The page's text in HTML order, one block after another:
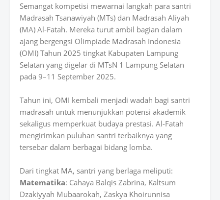
Semangat kompetisi mewarnai langkah para santri
Madrasah Tsanawiyah (MTs) dan Madrasah Aliyah
(MA) Al-Fatah. Mereka turut ambil bagian dalam
ajang bergengsi Olimpiade Madrasah Indonesia
(OMI) Tahun 2025 tingkat Kabupaten Lampung
Selatan yang digelar di MTsN 1 Lampung Selatan
pada 9–11 September 2025.
Tahun ini, OMI kembali menjadi wadah bagi santri
madrasah untuk menunjukkan potensi akademik
sekaligus memperkuat budaya prestasi. Al-Fatah
mengirimkan puluhan santri terbaiknya yang
tersebar dalam berbagai bidang lomba.
Dari tingkat MA, santri yang berlaga meliputi:
Matematika: Cahaya Balqis Zabrina, Kaltsum
Dzakiyyah Mubaarokah, Zaskya Khoirunnisa